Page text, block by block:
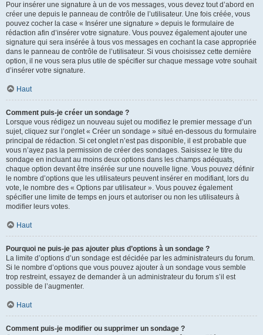
Pour insérer une signature à un de vos messages, vous devez tout d’abord en
créer une depuis le panneau de contrôle de l’utilisateur. Une fois créée, vous
pouvez cocher la case « Insérer une signature » depuis le formulaire de
rédaction afin d’insérer votre signature. Vous pouvez également ajouter une
signature qui sera insérée à tous vos messages en cochant la case appropriée
dans le panneau de contrôle de l’utilisateur. Si vous choisissez cette dernière
option, il ne vous sera plus utile de spécifier sur chaque message votre souhait
d’insérer votre signature.
Haut
Comment puis-je créer un sondage ?
Lorsque vous rédigez un nouveau sujet ou modifiez le premier message d’un
sujet, cliquez sur l’onglet « Créer un sondage » situé en-dessous du formulaire
principal de rédaction. Si cet onglet n’est pas disponible, il est probable que
vous n’ayez pas la permission de créer des sondages. Saisissez le titre du
sondage en incluant au moins deux options dans les champs adéquats,
chaque option devant être insérée sur une nouvelle ligne. Vous pouvez définir
le nombre d’options que les utilisateurs peuvent insérer en modifiant, lors du
vote, le nombre des « Options par utilisateur ». Vous pouvez également
spécifier une limite de temps en jours et autoriser ou non les utilisateurs à
modifier leurs votes.
Haut
Pourquoi ne puis-je pas ajouter plus d’options à un sondage ?
La limite d’options d’un sondage est décidée par les administrateurs du forum.
Si le nombre d’options que vous pouvez ajouter à un sondage vous semble
trop restreint, essayez de demander à un administrateur du forum s’il est
possible de l’augmenter.
Haut
Comment puis-je modifier ou supprimer un sondage ?